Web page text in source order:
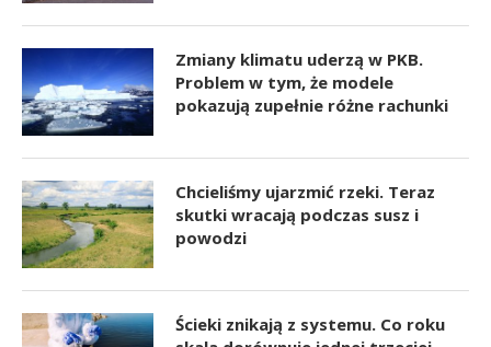
Zmiany klimatu uderzą w PKB.
Problem w tym, że modele
pokazują zupełnie różne rachunki
Chcieliśmy ujarzmić rzeki. Teraz
skutki wracają podczas susz i
powodzi
Ścieki znikają z systemu. Co roku